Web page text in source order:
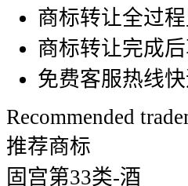
商标转让全过
商标转让完成
免费客服热线
Recommended
推荐商标
固宫第33类-酒